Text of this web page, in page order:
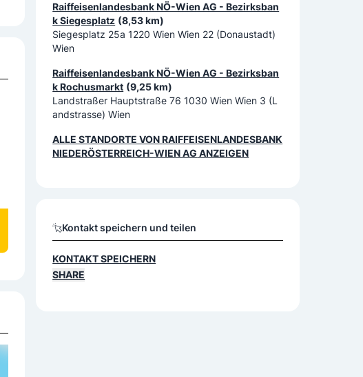
Raiffeisenlandesbank NÖ-Wien AG - Bezirksban
k Siegesplatz (8,53 km)
Siegesplatz 25a 1220 Wien Wien 22 (Donaustadt)
Wien
Raiffeisenlandesbank NÖ-Wien AG - Bezirksban
k Rochusmarkt (9,25 km)
Landstraßer Hauptstraße 76 1030 Wien Wien 3 (L
andstrasse) Wien
ALLE STANDORTE VONRAIFFEISENLANDESBANK
NIEDERÖSTERREICH-WIEN AG ANZEIGEN
Kontakt speichern und teilen
KONTAKT SPEICHERN
SHARE